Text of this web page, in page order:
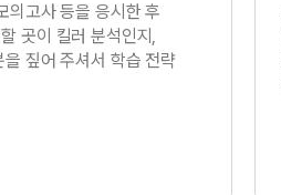
의고사 등을 응시한 후
곳이 킬러 분석인지,
짚어 주셔서 학습 전략